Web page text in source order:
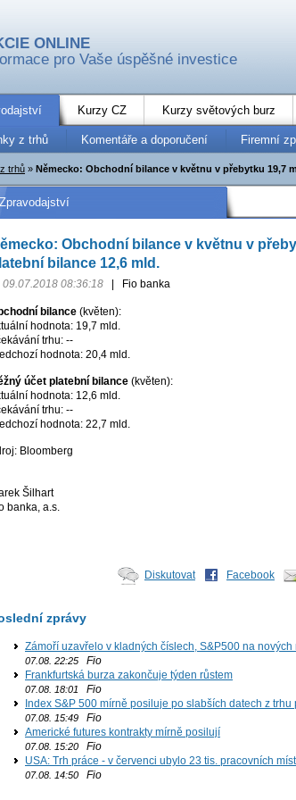
ONLINE
pro Vaše úspěšné investice
Kurzy CZ Kurzy světových burz
z trhů Komentáře a doporučení Firemní
trhů » Německo: Obchodní bilance v květnu v přebytku 19,7
Zpravodajství
Obchodní bilance v květnu v
bilance 12,6 mld.
09.07.2018 08:36:18 Fio banka
bilance (květen):
hodnota: 19,7 mld.
trhu: --
hodnota: 20,4 mld.
účet platební bilance (květen):
hodnota: 12,6 mld.
trhu: --
hodnota: 22,7 mld.
Bloomberg
Šilhart
banka, a.s.
Diskutovat Facebook
zprávy
Zámoří uzavřelo v kladných číslech, S&P500 na nových
07.08. 22:25 Fio
Frankfurtská burza zakončuje týden růstem
07.08. 18:01
Fio
Index S&P 500 mírně posiluje po slabších datech z trhu
07.08. 15:49 Fio
Americké futures kontrakty mírně posilují
07.08. 15:20 Fio
USA: Trh práce - v červenci ubylo 23 tis. pracovních
07.08. 14:50 Fio